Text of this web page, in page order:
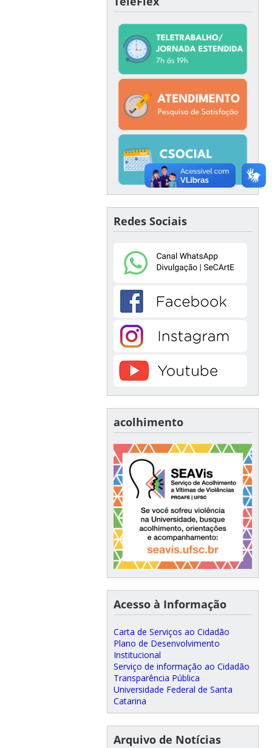
Redes Sociais
acolhimento
Acesso à Informação
Carta de Serviços ao Cidadão
Plano de Desenvolvimento
Institucional
Serviço de informação ao Cidadão
Transparência Pública
Universidade Federal de Santa
Catarina
Arquivo de Notícias